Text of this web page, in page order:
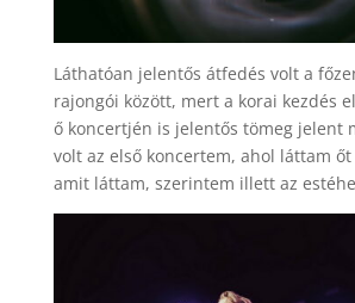
Láthatóan jelentős átfedés volt a
rajongói között, mert a korai kezdés
ő koncertjén is jelentős tömeg jelent
volt az első koncertem, ahol láttam
amit láttam, szerintem illett az